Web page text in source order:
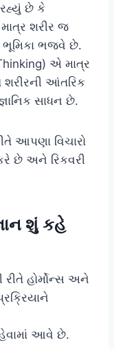
રહ્યું છે કે
માત્ર શરીર જ
ભૂમિકા ભજવે છે.
એ માત્ર
આંતરિક
સાધન છે.
આપણા વિચારો
છે અને રિકવરી
શું કહે
હોર્મોન્સ અને
આવે છે.